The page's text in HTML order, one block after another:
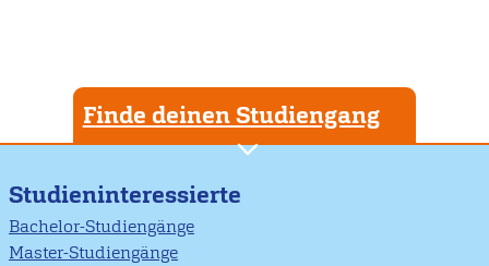
Finde deinen Studiengang
Studieninteressierte
Bachelor-Studiengänge
Master-Studiengänge